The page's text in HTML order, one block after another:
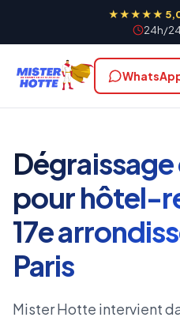
★★★★★ 5,0/
24h/
pour hôtel-
17e
Paris
Mister Hotte intervient